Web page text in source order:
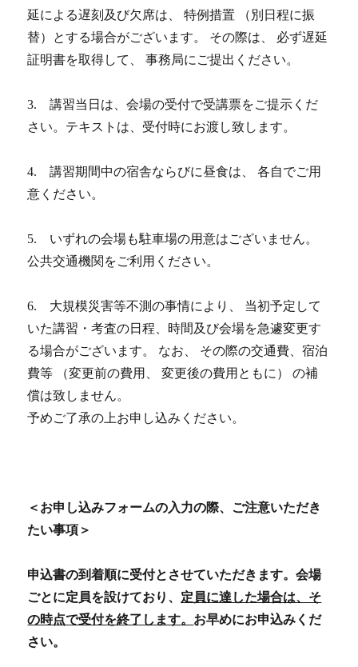
延による遅刻及び欠席は、 特例措置 （別日程に振
替）とする場合がございます。 その際は、 必ず遅延
証明書を取得して、 事務局にご提出ください。
3. 講習当日は、会場の受付で受講票をご提示くだ
さい。テキストは、受付時にお渡し致します。
4. 講習期間中の宿舎ならびに昼食は、 各自でご用
意ください。
5. いずれの会場も駐車場の用意はございません。
公共交通機関をご利用ください。
6. 大規模災害等不測の事情により、 当初予定して
いた講習・考査の日程、時間及び会場を急遽変更す
る場合がございます。 なお、 その際の交通費、宿泊
費等 （変更前の費用、 変更後の費用ともに） の補
償は致しません。
予めご了承の上お申し込みください。
＜お申し込みフォームの入力の際、ご注意いただき
たい事項＞
申込書の到着順に受付とさせていただきます。会場
ごとに定員を設けており、 定員に達した場合は、そ
の時点で受付を終了します。 お早めにお申込みくだ
さい。